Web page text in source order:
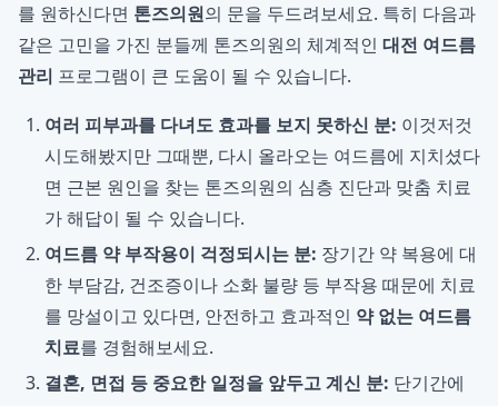
를 원하신다면 톤즈의원의 문을 두드려보세요. 특히 다음과
같은 고민을 가진 분들께 톤즈의원의 체계적인 대전 여드름
관리 프로그램이 큰 도움이 될 수 있습니다.
여러 피부과를 다녀도 효과를 보지 못하신 분: 이것저것
시도해봤지만 그때뿐, 다시 올라오는 여드름에 지치셨다
면 근본 원인을 찾는 톤즈의원의 심층 진단과 맞춤 치료
가 해답이 될 수 있습니다.
여드름 약 부작용이 걱정되시는 분: 장기간 약 복용에 대
한 부담감, 건조증이나 소화 불량 등 부작용 때문에 치료
를 망설이고 있다면, 안전하고 효과적인 약 없는 여드름
치료를 경험해보세요.
결혼, 면접 등 중요한 일정을 앞두고 계신 분: 단기간에